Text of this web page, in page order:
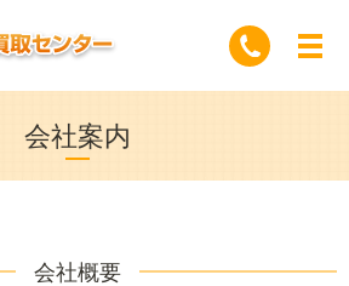
会社案内
会社概要